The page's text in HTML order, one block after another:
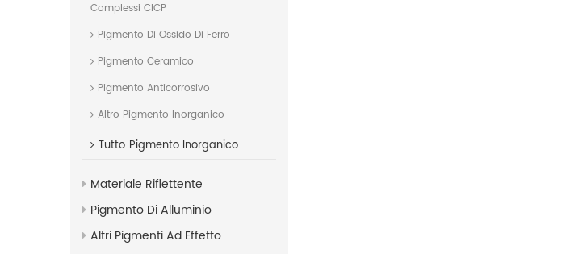
Complessi CICP
Pigmento Di Ossido Di Ferro
Pigmento Ceramico
Pigmento Anticorrosivo
Altro Pigmento Inorganico
Tutto Pigmento Inorganico
Materiale Riflettente
Pigmento Di Alluminio
Altri Pigmenti Ad Effetto